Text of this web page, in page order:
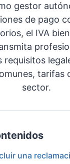
gestor
de pago
el IVA
requisitos
tarifas
sector.
una